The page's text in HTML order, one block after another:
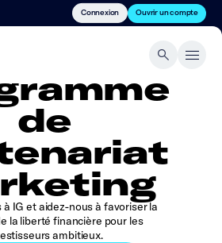
Connexion Ouvrir un compte
de
IG et aidez-nous à favoriser la
la liberté financière pour les
ambitieux.